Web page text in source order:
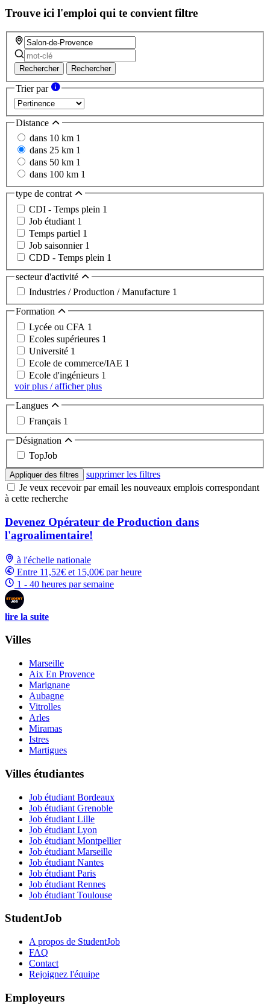
Trouve ici l'emploi qui te convient filtre
Rechercher Rechercher
Trier par
Distance
dans 10 km 1
dans 25 km 1
dans 50 km 1
dans 100 km 1
type de contrat
CDI - Temps plein 1
Job étudiant 1
Temps partiel 1
Job saisonnier 1
CDD - Temps plein 1
secteur d'activité
Industries / Production / Manufacture 1
Formation
Lycée ou CFA 1
Ecoles supérieures 1
Université 1
Ecole de commerce/IAE 1
Ecole d'ingénieurs 1
voir plus / afficher plus
Langues
Français 1
Désignation
TopJob
Appliquer des filtres
supprimer les filtres
Je veux recevoir par email les nouveaux emplois correspondant
à cette recherche
Devenez Opérateur de Production dans
l'agroalimentaire!
à l'échelle nationale
Entre 11,52€ et 15,00€ par heure
1 - 40 heures par semaine
lire la suite
Villes
Marseille
Aix En Provence
Marignane
Aubagne
Vitrolles
Arles
Miramas
Istres
Martigues
Villes étudiantes
Job étudiant Bordeaux
Job étudiant Grenoble
Job étudiant Lille
Job étudiant Lyon
Job étudiant Montpellier
Job étudiant Marseille
Job étudiant Nantes
Job étudiant Paris
Job étudiant Rennes
Job étudiant Toulouse
StudentJob
A propos de StudentJob
FAQ
Contact
Rejoignez l'équipe
Employeurs